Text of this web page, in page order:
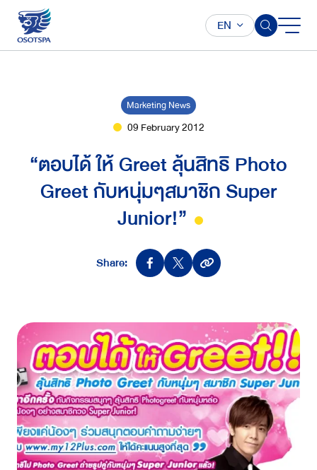
EN
Marketing News
09 February 2012
“ตอบได้ ให้ Greet ลุ้นสิทธิ Photo
Greet กับหนุ่มๆสมาชิก Super
Junior!”
Share: